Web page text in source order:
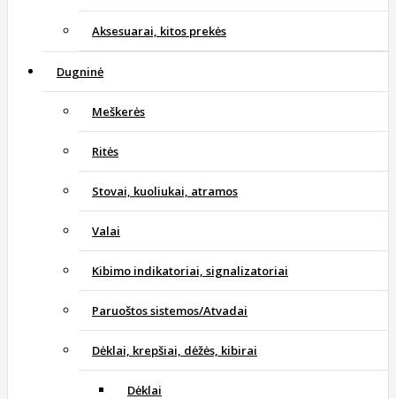
Aksesuarai, kitos prekės
Dugninė
Meškerės
Ritės
Stovai, kuoliukai, atramos
Valai
Kibimo indikatoriai, signalizatoriai
Paruoštos sistemos/Atvadai
Dėklai, krepšiai, dėžės, kibirai
Dėklai